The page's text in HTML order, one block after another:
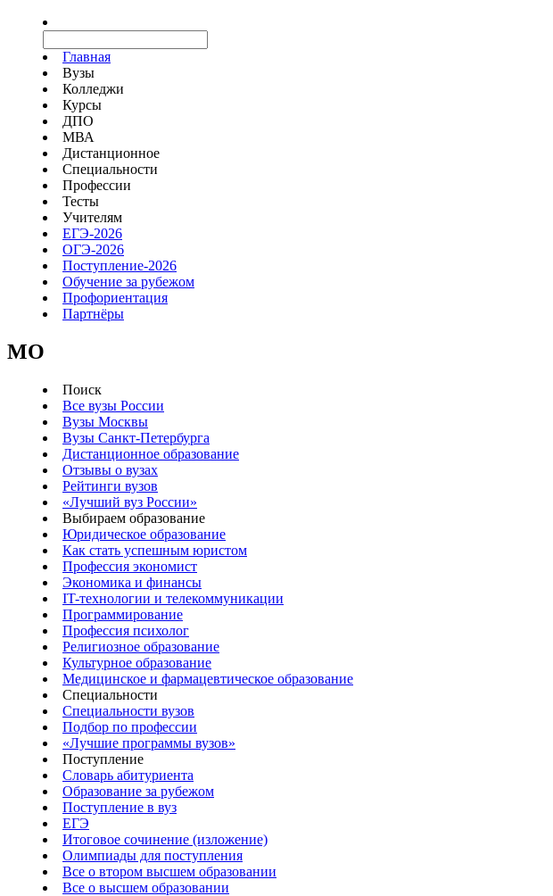
Главная
Вузы
Колледжи
Курсы
ДПО
МВА
Дистанционное
Специальности
Профессии
Тесты
Учителям
ЕГЭ-2026
ОГЭ-2026
Поступление-2026
Обучение за рубежом
Профориентация
Партнёры
MO
Поиск
Все вузы России
Вузы Москвы
Вузы Санкт-Петербурга
Дистанционное образование
Отзывы о вузах
Рейтинги вузов
«Лучший вуз России»
Выбираем образование
Юридическое образование
Как стать успешным юристом
Профессия экономист
Экономика и финансы
IT-технологии и телекоммуникации
Программирование
Профессия психолог
Религиозное образование
Культурное образование
Медицинское и фармацевтическое образование
Специальности
Специальности вузов
Подбор по профессии
«Лучшие программы вузов»
Поступление
Словарь абитуриента
Образование за рубежом
Поступление в вуз
ЕГЭ
Итоговое сочинение (изложение)
Олимпиады для поступления
Все о втором высшем образовании
Все о высшем образовании